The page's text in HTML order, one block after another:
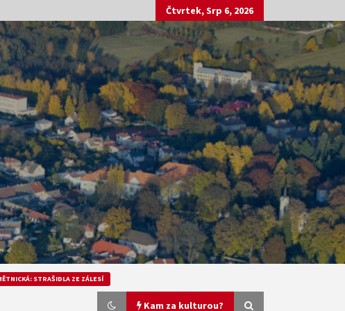
Čtvrtek, Srp 6, 2026
STRAŠIDLA ZE ZÁLESÍ
Kam za kulturou?